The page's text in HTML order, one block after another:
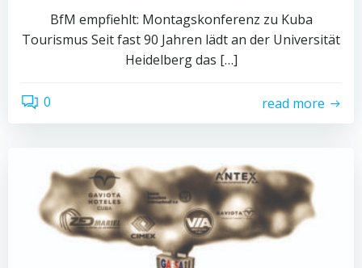
BfM empfiehlt: Montagskonferenz zu Kuba
Tourismus Seit fast 90 Jahren lädt an der Universität
Heidelberg das […]
0 read more